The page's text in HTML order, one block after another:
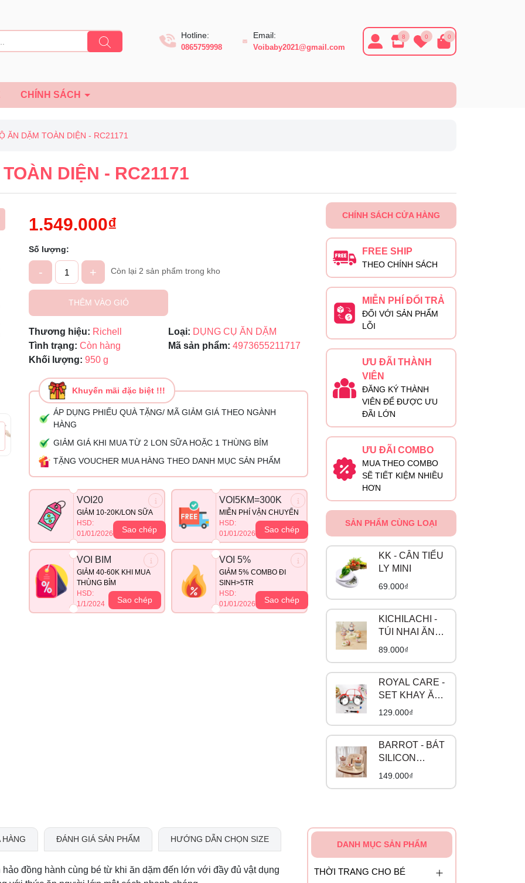
Hotline:
0865759998
Email:
Voibaby2021@gmail.com
8 0 0
CHÍNH SÁCH
ĂN DẶM TOÀN DIỆN - RC21171
DIỆN - RC21171
1.549.000₫
Số lượng:
- + Còn lại 2 sản phẩm trong kho
THÊM VÀO GIỎ
Thương hiệu: Richell Loại: DỤNG CỤ ĂN DẶM
Tình trạng: Còn hàng Mã sản phẩm: 4973655211717
Khối lượng: 950 g
Khuyến mãi đặc biệt !!!
ÁP DỤNG PHIẾU QUÀ TẶNG/ MÃ GIẢM GIÁ THEO NGÀNH
HÀNG
GIẢM GIÁ KHI MUA TỪ 2 LON SỮA HOẶC 1 THÙNG BỈM
TẶNG VOUCHER MUA HÀNG THEO DANH MỤC SẢN PHẨM
VOI20
GIẢM 10-20K/LON SỮA
HSD:
01/01/2026
Sao chép
VOI5KM=300K
MIỄN PHÍ VẬN CHUYỂN
HSD:
01/01/2026
Sao chép
VOI BIM
GIẢM 40-60K KHI MUA
THÙNG BỈM
HSD:
1/1/2024
Sao chép
VOI 5%
GIẢM 5% COMBO ĐI
SINH>5TR
HSD:
01/01/2026
Sao chép
Mã giảm giá:
Ngày hết hạn:
CHÍNH SÁCH CỬA HÀNG
FREE SHIP
THEO CHÍNH SÁCH
MIỄN PHÍ ĐỔI TRẢ
ĐỐI VỚI SẢN PHẨM
LỖI
ƯU ĐÃI THÀNH
VIÊN
ĐĂNG KÝ THÀNH
VIÊN ĐỂ ĐƯỢC ƯU
ĐÃI LỚN
ƯU ĐÃI COMBO
MUA THEO COMBO
SẼ TIẾT KIỆM NHIỀU
HƠN
SẢN PHẨM CÙNG LOẠI
KK - CÂN TIỂU
LY MINI
69.000₫
KICHILACHI -
TÚI NHAI ĂN
DẶM CHỐNG
89.000₫
ROYAL CARE -
SET KHAY ĂN
3 MÓN INOX Ô
0805
129.000₫
BARROT - BÁT
SILICON
CUPCAKE
149.000₫
ĐÁNH GIÁ SẢN PHẨM HƯỚNG DẪN CHỌN SIZE
đồng hành cùng bé từ khi ăn dặm đến lớn với đầy đủ vật dụng
DANH MỤC SẢN PHẨM
THỜI TRANG CHO BÉ